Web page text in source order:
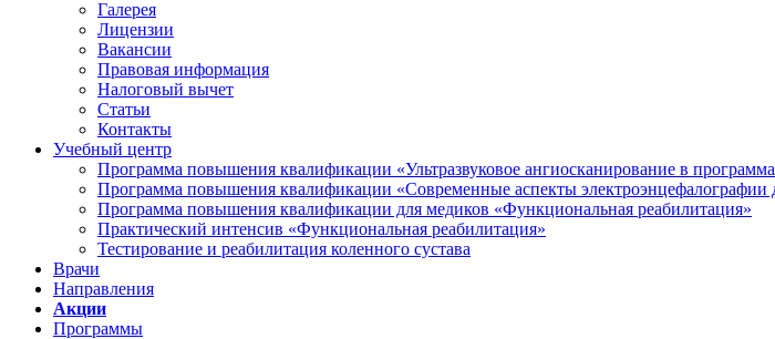
Галерея
Лицензии
Вакансии
Правовая информация
Налоговый вычет
Статьи
Контакты
Учебный центр
Программа повышения квалификации «Ультразвуковое ангиосканирование в
Программа повышения квалификации «Современные аспекты электроэнцефалографии
Программа повышения квалификации для медиков «Функциональная реабилитация»
Практический интенсив «Функциональная реабилитация»
Тестирование и реабилитация коленного сустава
Врачи
Направления
Акции
Программы